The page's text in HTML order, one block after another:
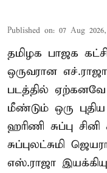
Published on: 07 Aug
தமிழக பாஜக
ஒருவரான
படத்தில் ஏற்கனவே
மீண்டும் ஒரு
ஹரிணி சுப்பு
சுப்புலட்சுமி
எஸ்.ராஜா